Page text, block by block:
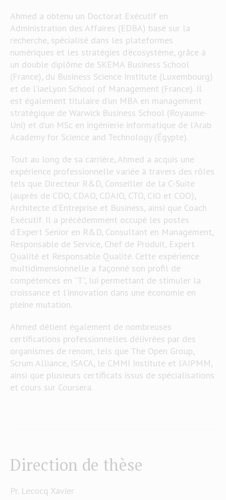
Ahmed a obtenu un Doctorat Exécutif en
Administration des Affaires (EDBA) basé sur la
recherche, spécialisé dans les plateformes
numériques et les stratégies d’écosystème, grâce à
un double diplôme de SKEMA Business School
(France), du Business Science Institute (Luxembourg)
et de l’iaeLyon School of Management (France). Il
est également titulaire d’un MBA en management
stratégique de Warwick Business School (Royaume-
Uni) et d’un MSc en ingénierie informatique de l’Arab
Academy for Science and Technology (Égypte).
Tout au long de sa carrière, Ahmed a acquis une
expérience professionnelle variée à travers des rôles
tels que Directeur R&D, Conseiller de la C-Suite
(auprès de CDO, CDAO, CDAIO, CTO, CIO et COO),
Architecte d’Entreprise et Business, ainsi que Coach
Exécutif. Il a précédemment occupé les postes
d’Expert Senior en R&D, Consultant en Management,
Responsable de Service, Chef de Produit, Expert
Qualité et Responsable Qualité. Cette expérience
multidimensionnelle a façonné son profil de
compétences en “T”, lui permettant de stimuler la
croissance et l’innovation dans une économie en
pleine mutation.
Ahmed détient également de nombreuses
certifications professionnelles délivrées par des
organismes de renom, tels que The Open Group,
Scrum Alliance, ISACA, le CMMI Institute et l’AIPMM,
ainsi que plusieurs certificats issus de spécialisations
et cours sur Coursera.
Direction de thèse
Pr. Lecocq Xavier